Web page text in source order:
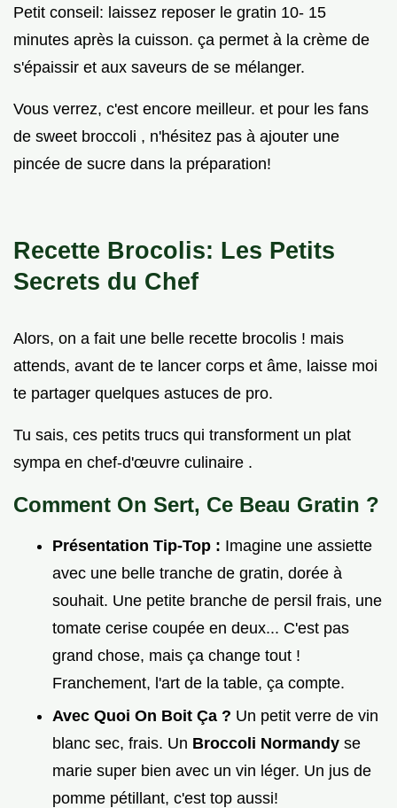
Petit conseil: laissez reposer le gratin 10- 15
minutes après la cuisson. ça permet à la crème de
s'épaissir et aux saveurs de se mélanger.
Vous verrez, c'est encore meilleur. et pour les fans
de sweet broccoli , n'hésitez pas à ajouter une
pincée de sucre dans la préparation!
Recette Brocolis: Les Petits
Secrets du Chef
Alors, on a fait une belle recette brocolis ! mais
attends, avant de te lancer corps et âme, laisse moi
te partager quelques astuces de pro.
Tu sais, ces petits trucs qui transforment un plat
sympa en chef-d'œuvre culinaire .
Comment On Sert, Ce Beau Gratin ?
Présentation Tip-Top : Imagine une assiette
avec une belle tranche de gratin, dorée à
souhait. Une petite branche de persil frais, une
tomate cerise coupée en deux... C'est pas
grand chose, mais ça change tout !
Franchement, l'art de la table, ça compte.
Avec Quoi On Boit Ça ? Un petit verre de vin
blanc sec, frais. Un Broccoli Normandy se
marie super bien avec un vin léger. Un jus de
pomme pétillant, c'est top aussi!